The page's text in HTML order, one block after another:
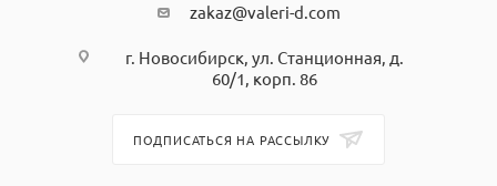
zakaz@valeri-d.com
г. Новосибирск, ул. Станционная, д.
60/1, корп. 86
ПОДПИСАТЬСЯ НА РАССЫЛКУ